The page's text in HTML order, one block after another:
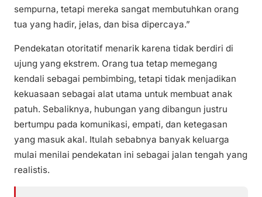
sempurna, tetapi mereka sangat membutuhkan orang
tua yang hadir, jelas, dan bisa dipercaya.”
Pendekatan otoritatif menarik karena tidak berdiri di
ujung yang ekstrem. Orang tua tetap memegang
kendali sebagai pembimbing, tetapi tidak menjadikan
kekuasaan sebagai alat utama untuk membuat anak
patuh. Sebaliknya, hubungan yang dibangun justru
bertumpu pada komunikasi, empati, dan ketegasan
yang masuk akal. Itulah sebabnya banyak keluarga
mulai menilai pendekatan ini sebagai jalan tengah yang
realistis.